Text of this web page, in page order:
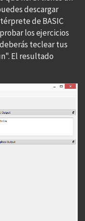
descargar
de BASIC
los ejercicios
teclear tus
El resultado